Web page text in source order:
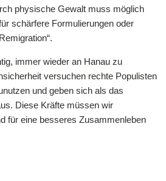
physische Gewalt muss möglich
schärfere Formulierungen oder
immer wieder an Hanau zu
versuchen rechte Populisten
und geben sich als das
Diese Kräfte müssen wir
für eine besseres Zusammenleben